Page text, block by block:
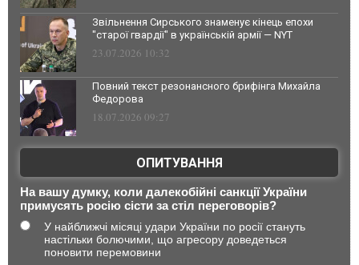
Звільнення Сирського знаменує кінець епохи
"старої гвардії" в українській армії — NYT
23.07.2026 10:32
Повний текст резонансного брифінга Михайла
Федорова
18.07.2026 09:27
ОПИТУВАННЯ
На вашу думку, коли далекобійні санкції України
примусять росію сісти за стіл переговорів?
У найближчі місяці удари України по росії стануть
настільки болючими, що агресору доведеться
поновити перемовини